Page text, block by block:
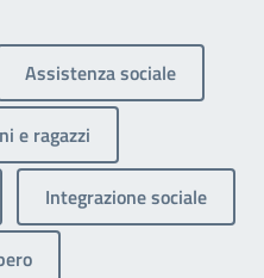
Assistenza sociale
e ragazzi
Integrazione sociale